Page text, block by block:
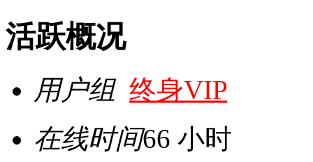
活跃概况
用户组 终身VIP
在线时间66 小时